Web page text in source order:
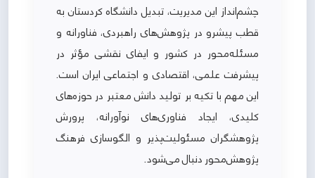
چشم‌انداز این مدیریت، تبدیل دانشگاه کردستان به
قطب پیشرو در پژوهش‌های راهبردی، فناورانه و
مسئله‌محور در کشور و ایفای نقشی مؤثر در
پیشرفت علمی، اقتصادی و اجتماعی ایران است.
این مهم با تکیه بر تولید دانش معتبر در حوزه‌های
کلیدی، ایجاد فناوری‌های نوآورانه، پرورش
پژوهشگران مسئولیت‌پذیر و الگوسازی فرهنگ
پژوهش‌محور دنبال می‌شود.